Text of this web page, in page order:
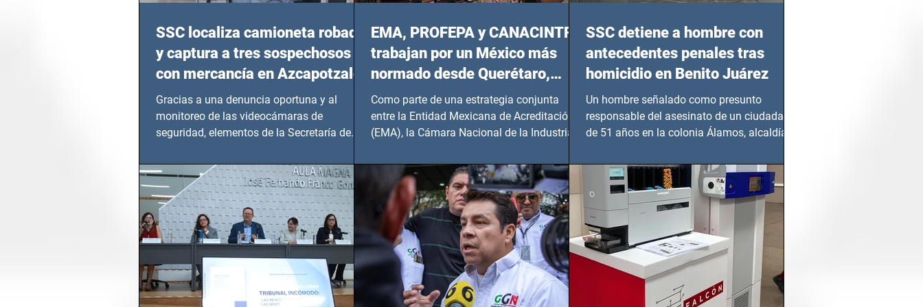
SSC localiza camioneta robada
y captura a tres sospechosos
con mercancía en Azcapotzalco
Gracias a una denuncia oportuna y al
monitoreo de las videocámaras de
seguridad, elementos de la Secretaría de
EMA, PROFEPA y CANACINTRA
trabajan por un México más
normado desde Querétaro,
Hidalgo y BCS
Como parte de una estrategia conjunta
entre la Entidad Mexicana de Acreditación
(EMA), la Cámara Nacional de la Industria
SSC detiene a hombre con
antecedentes penales tras
homicidio en Benito Juárez
Un hombre señalado como presunto
responsable del asesinato de un ciudadano
de 51 años en la colonia Álamos, alcaldía